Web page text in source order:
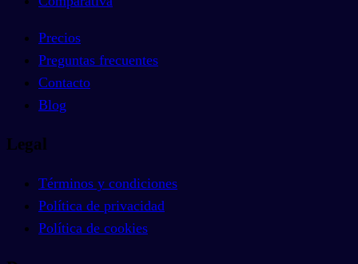
Precios
Preguntas frecuentes
Contacto
Blog
Legal
Términos y condiciones
Política de privacidad
Política de cookies